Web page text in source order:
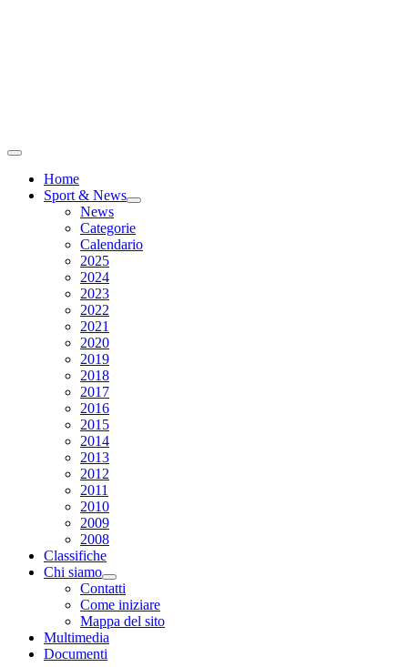
Home
Sport & News
News
Categorie
Calendario
2025
2024
2023
2022
2021
2020
2019
2018
2017
2016
2015
2014
2013
2012
2011
2010
2009
2008
Classifiche
Chi siamo
Contatti
Come iniziare
Mappa del sito
Multimedia
Documenti